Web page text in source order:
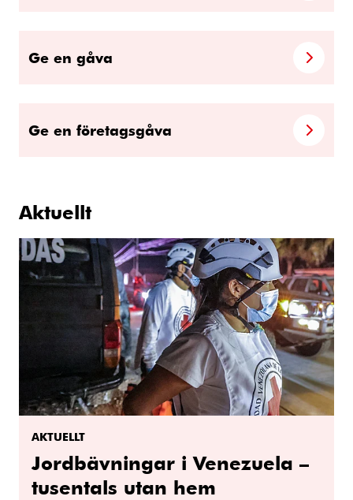
Ge en gåva
Ge en företagsgåva
Aktuellt
AKTUELLT
Jordbävningar i Venezuela –
tusentals utan hem